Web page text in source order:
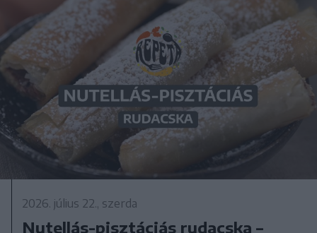
2026. július 22., szerda
Nutellás-pisztáciás rudacska –